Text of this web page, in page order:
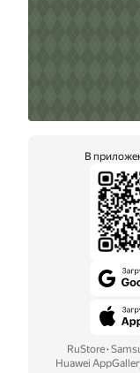
В
RuStore·
Huawei